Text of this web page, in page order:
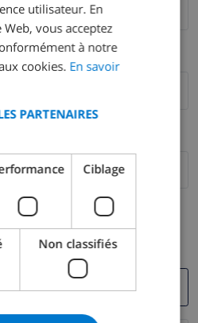
e-mail ne fonctionnerait
SPANISH
GERMAN
DANISH
utilisateur. En
vous acceptez
à notre
cookies. En savoir
PARTENAIRES
Ciblage
Non classifiés